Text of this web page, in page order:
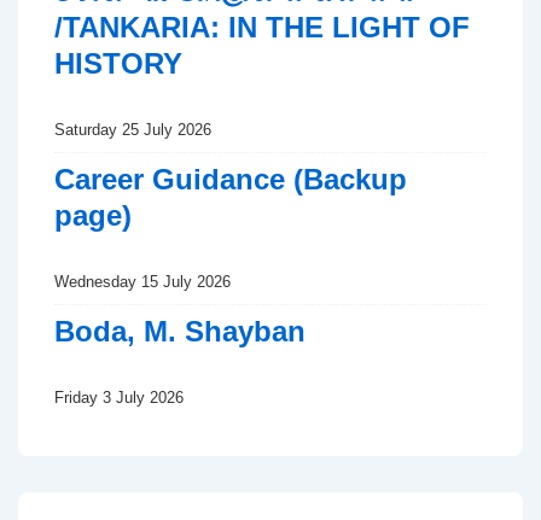
/TANKARIA: IN THE LIGHT OF
HISTORY
Saturday 25 July 2026
Career Guidance (Backup
page)
Wednesday 15 July 2026
Boda, M. Shayban
Friday 3 July 2026